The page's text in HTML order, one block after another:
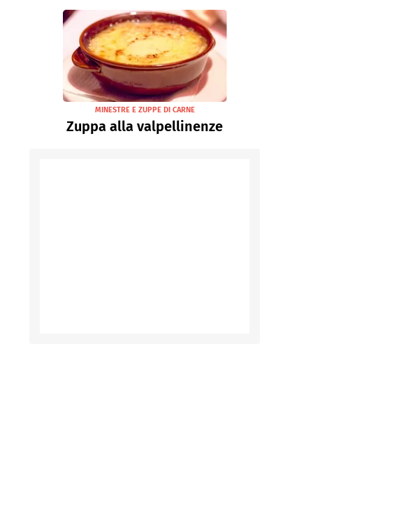
MINESTRE E ZUPPE DI CARNE
Zuppa alla valpellinenze